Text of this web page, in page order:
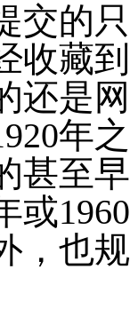
交的
收藏
还是
年
甚至
或
，也